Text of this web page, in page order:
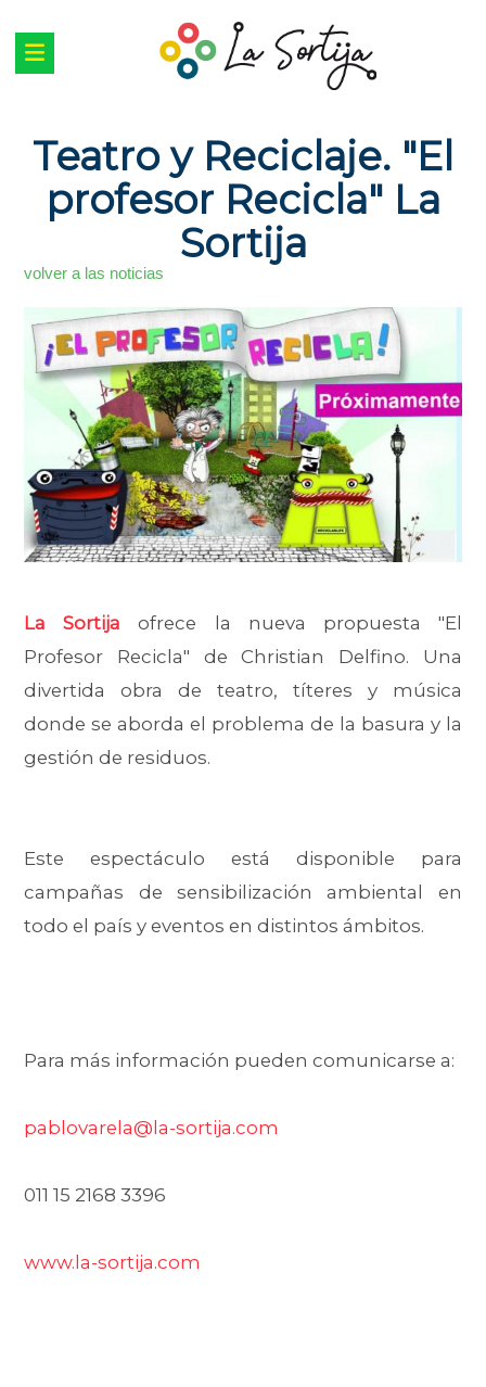
Teatro y Reciclaje. "El
profesor Recicla" La
Sortija
volver a las noticias
La Sortija ofrece la nueva propuesta "El
Profesor Recicla" de Christian Delfino. Una
divertida obra de teatro, títeres y música
donde se aborda el problema de la basura y la
gestión de residuos.
Este espectáculo está disponible para
campañas de sensibilización ambiental en
todo el país y eventos en distintos ámbitos.
Para más información pueden comunicarse a:
pablovarela@la-sortija.com
011 15 2168 3396
www.la-sortija.com